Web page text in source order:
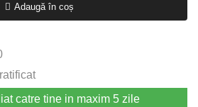
bumbac,
nitril
DUBIUS
Adaugă în coș
catre tine in maxim 5 zile